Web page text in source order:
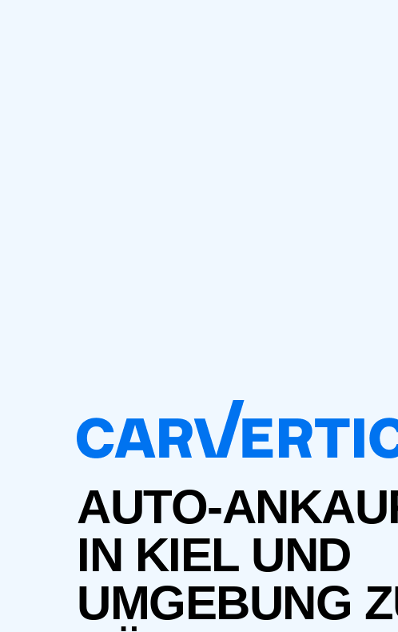
AUTO-
IN KIEL UND
UMGEBUNG